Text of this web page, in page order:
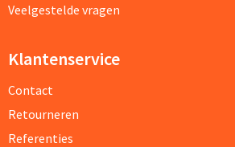
Veelgestelde vragen
Klantenservice
Contact
Retourneren
Referenties